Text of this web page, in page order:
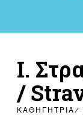
I.
/
ΚΑΘΗΓΗΤΡΙΑ/